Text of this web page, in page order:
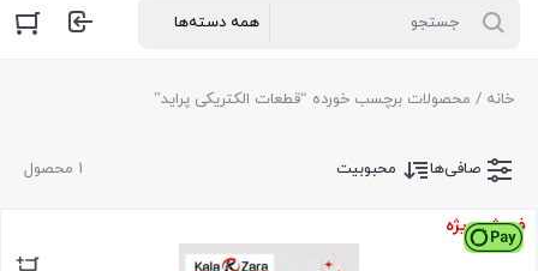
خانه / محصولات برچسب خورده “قطعات الکتریکی پراید”
1 محصول صافی‌ها محبوبیت
فروش ویژه